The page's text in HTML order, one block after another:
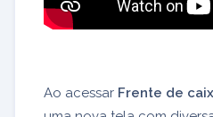
Ao acessar Frente de